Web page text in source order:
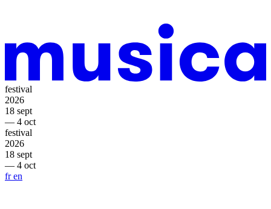
festival
2026
18 sept
— 4 oct
festival
2026
18 sept
— 4 oct
fren